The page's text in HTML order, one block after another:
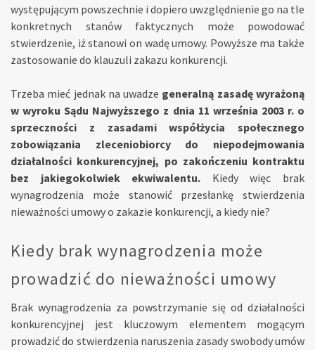
występującym powszechnie i dopiero uwzględnienie go na tle
konkretnych stanów faktycznych może powodować
stwierdzenie, iż stanowi on wadę umowy. Powyższe ma także
zastosowanie do klauzuli zakazu konkurencji.
Trzeba mieć jednak na uwadze generalną zasadę wyrażoną
w wyroku Sądu Najwyższego z dnia 11 września 2003 r. o
sprzeczności z zasadami współżycia społecznego
zobowiązania zleceniobiorcy do niepodejmowania
działalności konkurencyjnej, po zakończeniu kontraktu
bez jakiegokolwiek ekwiwalentu. Kiedy więc brak
wynagrodzenia może stanowić przesłankę stwierdzenia
nieważności umowy o zakazie konkurencji, a kiedy nie?
Kiedy brak wynagrodzenia może
prowadzić do nieważności umowy
Brak wynagrodzenia za powstrzymanie się od działalności
konkurencyjnej jest kluczowym elementem mogącym
prowadzić do stwierdzenia naruszenia zasady swobody umów